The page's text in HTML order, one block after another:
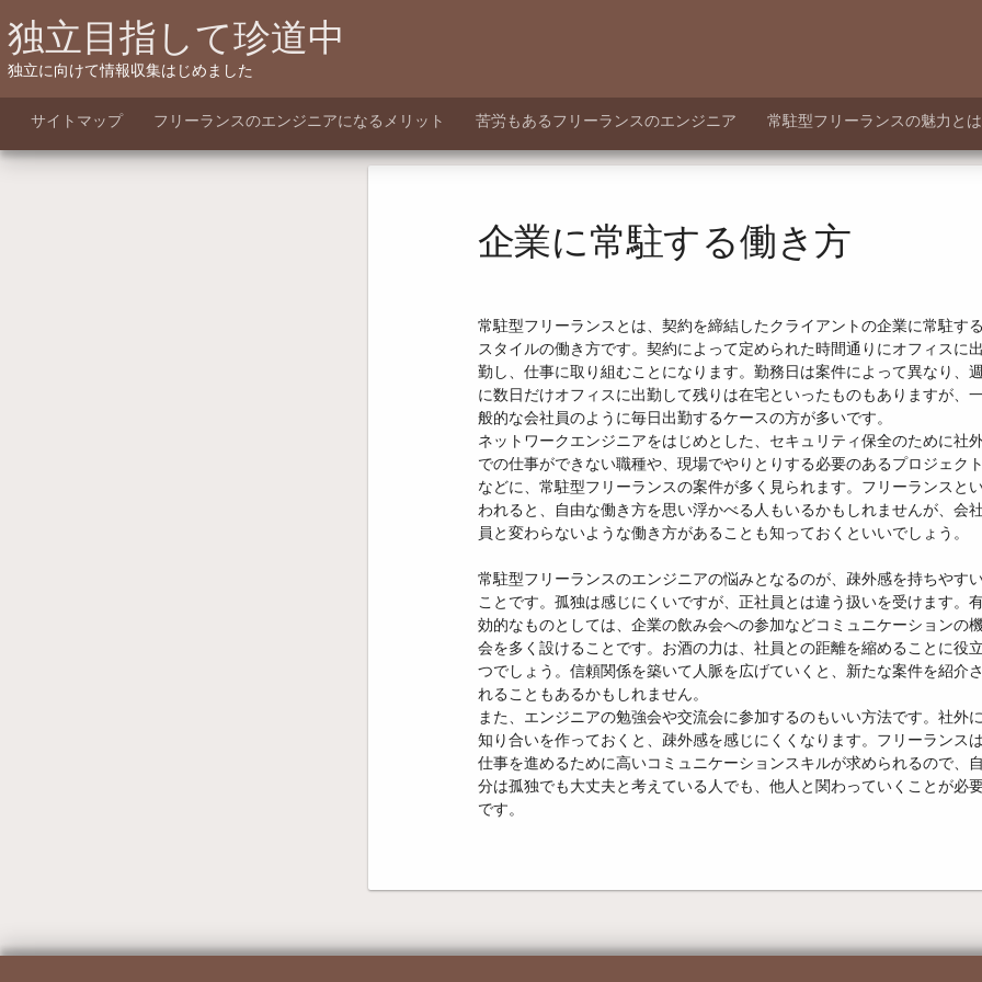
to
content
独立目指して珍道中
独立に向けて情報収集はじめました
サイトマップ フリーランスのエンジニアになるメリット 苦労もあるフリーランスのエンジニア 常駐型フリーランスの魅力とは
企業に常駐する働き方
常駐型フリーランスとは、契約を締結したクライアントの企業に常駐する
スタイルの働き方です。契約によって定められた時間通りにオフィスに出
勤し、仕事に取り組むことになります。勤務日は案件によって異なり、週
に数日だけオフィスに出勤して残りは在宅といったものもありますが、
般的な会社員のように毎日出勤するケースの方が多いです。
ネットワークエンジニアをはじめとした、セキュリティ保全のために社
での仕事ができない職種や、現場でやりとりする必要のあるプロジェクト
などに、常駐型フリーランスの案件が多く見られます。フリーランスと
われると、自由な働き方を思い浮かべる人もいるかもしれませんが、会社
員と変わらないような働き方があることも知っておくといいでしょう。
常駐型フリーランスのエンジニアの悩みとなるのが、疎外感を持ちやす
ことです。孤独は感じにくいですが、正社員とは違う扱いを受けます。
効的なものとしては、企業の飲み会への参加などコミュニケーションの
会を多く設けることです。お酒の力は、社員との距離を縮めることに役立
つでしょう。信頼関係を築いて人脈を広げていくと、新たな案件を紹介さ
れることもあるかもしれません。
また、エンジニアの勉強会や交流会に参加するのもいい方法です。社外に
知り合いを作っておくと、疎外感を感じにくくなります。フリーランスは
仕事を進めるために高いコミュニケーションスキルが求められるので、自
分は孤独でも大丈夫と考えている人でも、他人と関わっていくことが必
です。